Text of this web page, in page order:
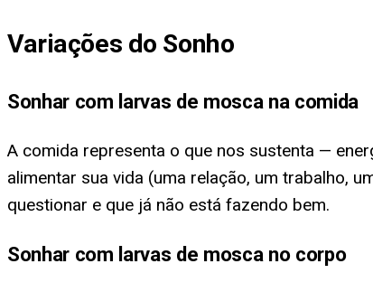
Variações do Sonho
Sonhar com larvas de mosca na comida
A comida representa o que nos sustenta —
alimentar sua vida (uma relação, um trabalho,
questionar e que já não está fazendo bem.
Sonhar com larvas de mosca no corpo